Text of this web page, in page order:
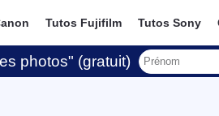
Tutos Fujifilm Tutos Sony
photos" (gratuit)